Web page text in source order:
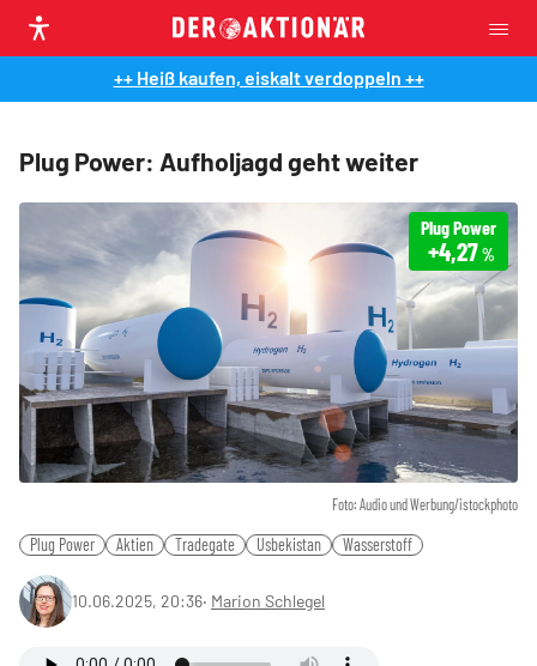
++ Heiß kaufen, eiskalt verdoppeln ++
Plug Power: Aufholjagd geht weiter
Foto: Audio und Werbung/istockphoto
Plug Power
+4,27 %
Plug Power Aktien Tradegate Usbekistan Wasserstoff
10.06.2025, 20:36‧ Marion Schlegel